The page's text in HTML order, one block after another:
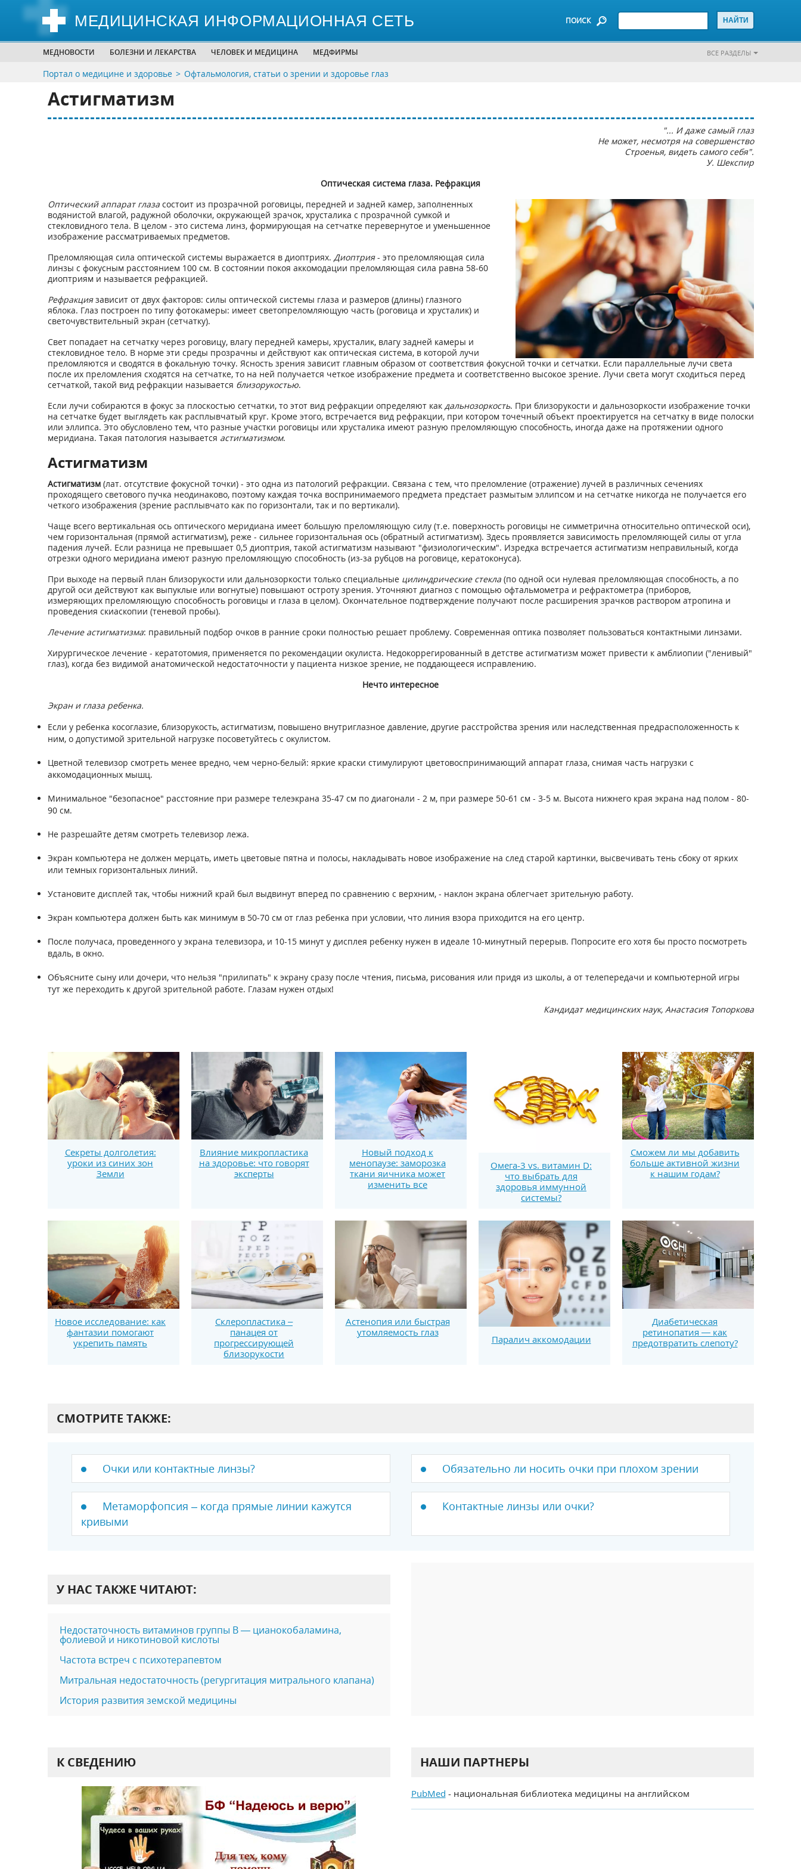
МЕДИЦИНСКАЯ ИНФОРМАЦИОННАЯ СЕТЬ ПОИСК
МЕДНОВОСТИ БОЛЕЗНИ И ЛЕКАРСТВА ЧЕЛОВЕК И МЕДИЦИНА МЕДФИРМЫ ВСЕ РАЗДЕЛЫ
Портал о медицине и здоровье Офтальмология, статьи о зрении и здоровье глаз
Астигматизм
"... И даже самый глаз
Не может, несмотря на совершенство
Строенья, видеть самого себя".
У. Шекспир
Оптическая система глаза. Рефракция
Оптический аппарат глазасостоит из прозрачной роговицы, передней и задней камер, заполненных
водянистой влагой, радужной оболочки, окружающей зрачок, хрусталика с прозрачной сумкой и
стекловидного тела. В целом - это система линз, формирующая на сетчатке перевернутое и уменьшенное
изображение рассматриваемых предметов.
Преломляющая сила оптической системы выражается в диоптриях. Диоптрия- это преломляющая сила
линзы с фокусным расстоянием 100 см. В состоянии покоя аккомодации преломляющая сила равна 58-60
диоптриям и называется рефракцией.
Рефракциязависит от двух факторов: силы оптической системы глаза и размеров (длины) глазного
яблока. Глаз построен по типу фотокамеры: имеет светопреломляющую часть (роговица и хрусталик) и
светочувствительный экран (сетчатку).
Свет попадает на сетчатку через роговицу, влагу передней камеры, хрусталик, влагу задней камеры и
стекловидное тело. В норме эти среды прозрачны и действуют как оптическая система, в которой лучи
преломляются и сводятся в фокальную точку. Ясность зрения зависит главным образом от соответствия фокусной точки и сетчатки. Если параллельные лучи света
после их преломления сходятся на сетчатке, то на ней получается четкое изображение предмета и соответственно высокое зрение. Лучи света могут сходиться перед
сетчаткой, такой вид рефракции называется близорукостью.
Если лучи собираются в фокус за плоскостью сетчатки, то этот вид рефракции определяют как дальнозоркость. При близорукости и дальнозоркости изображение точки
на сетчатке будет выглядеть как расплывчатый круг. Кроме этого, встречается вид рефракции, при котором точечный объект проектируется на сетчатку в виде полоски
или эллипса. Это обусловлено тем, что разные участки роговицы или хрусталика имеют разную преломляющую способность, иногда даже на протяжении одного
меридиана. Такая патология называется астигматизмом.
Астигматизм
Астигматизм(лат. отсутствие фокусной точки) - это одна из патологий рефракции. Связана с тем, что преломление (отражение) лучей в различных сечениях
проходящего светового пучка неодинаково, поэтому каждая точка воспринимаемого предмета предстает размытым эллипсом и на сетчатке никогда не получается его
четкого изображения (зрение расплывчато как по горизонтали, так и по вертикали).
Чаще всего вертикальная ось оптического меридиана имеет большую преломляющую силу (т.е. поверхность роговицы не симметрична относительно оптической оси),
чем горизонтальная (прямой астигматизм), реже - сильнее горизонтальная ось (обратный астигматизм). Здесь проявляется зависимость преломляющей силы от угла
падения лучей. Если разница не превышает 0,5 диоптрия, такой астигматизм называют "физиологическим". Изредка встречается астигматизм неправильный, когда
отрезки одного меридиана имеют разную преломляющую способность (из-за рубцов на роговице, кератоконуса).
При выходе на первый план близорукости или дальнозоркости только специальные цилиндрические стекла(по одной оси нулевая преломляющая способность, а по
другой оси действуют как выпуклые или вогнутые) повышают остроту зрения. Уточняют диагноз с помощью офтальмометра и рефрактометра (приборов,
измеряющих преломляющую способность роговицы и глаза в целом). Окончательное подтверждение получают после расширения зрачков раствором атропина и
проведения скиаскопии (теневой пробы).
Лечение астигматизма: правильный подбор очков в ранние сроки полностью решает проблему. Современная оптика позволяет пользоваться контактными линзами.
Хирургическое лечение - кератотомия, применяется по рекомендации окулиста. Недокоррегированный в детстве астигматизм может привести к амблиопии ("ленивый"
глаз), когда без видимой анатомической недостаточности у пациента низкое зрение, не поддающееся исправлению.
Нечто интересное
Экран и глаза ребенка.
Если у ребенка косоглазие, близорукость, астигматизм, повышено внутриглазное давление, другие расстройства зрения или наследственная предрасположенность к
ним, о допустимой зрительной нагрузке посоветуйтесь с окулистом.
Цветной телевизор смотреть менее вредно, чем черно-белый: яркие краски стимулируют цветовоспринимающий аппарат глаза, снимая часть нагрузки с
аккомодационных мышц.
Минимальное "безопасное" расстояние при размере телеэкрана 35-47 см по диагонали - 2 м, при размере 50-61 см - 3-5 м. Высота нижнего края экрана над полом - 80-
90 см.
Не разрешайте детям смотреть телевизор лежа.
Экран компьютера не должен мерцать, иметь цветовые пятна и полосы, накладывать новое изображение на след старой картинки, высвечивать тень сбоку от ярких
или темных горизонтальных линий.
Установите дисплей так, чтобы нижний край был выдвинут вперед по сравнению с верхним, - наклон экрана облегчает зрительную работу.
Экран компьютера должен быть как минимум в 50-70 см от глаз ребенка при условии, что линия взора приходится на его центр.
После получаса, проведенного у экрана телевизора, и 10-15 минут у дисплея ребенку нужен в идеале 10-минутный перерыв. Попросите его хотя бы просто посмотреть
вдаль, в окно.
Объясните сыну или дочери, что нельзя "прилипать" к экрану сразу после чтения, письма, рисования или придя из школы, а от телепередачи и компьютерной игры
тут же переходить к другой зрительной работе. Глазам нужен отдых!
Кандидат медицинских наук, Анастасия Топоркова
Секреты долголетия:
уроки из синих зон
Земли
Влияние микропластика
на здоровье: что говорят
эксперты
Новый подход к
менопаузе: заморозка
ткани яичника может
изменить все
Омега-3 vs. витамин D:
что выбрать для
здоровья иммунной
системы?
Сможем ли мы добавить
больше активной жизни
к нашим годам?
Новое исследование: как
фантазии помогают
укрепить память
Склеропластика –
панацея от
прогрессирующей
близорукости
Астенопия или быстрая
утомляемость глаз
Паралич аккомодации
Диабетическая
ретинопатия — как
предотвратить слепоту?
СМОТРИТЕ ТАКЖЕ:
Очки или контактные линзы? Обязательно ли носить очки при плохом зрении
Метаморфопсия – когда прямые линии кажутся
кривыми
Контактные линзы или очки?
У НАС ТАКЖЕ ЧИТАЮТ:
Недостаточность витаминов группы В — цианокобаламина,
фолиевой и никотиновой кислоты
Частота встреч с психотерапевтом
Митральная недостаточность (регургитация митрального клапана)
История развития земской медицины
К СВЕДЕНИЮ НАШИ ПАРТНЕРЫ
PubMed - национальная библиотека медицины на английском